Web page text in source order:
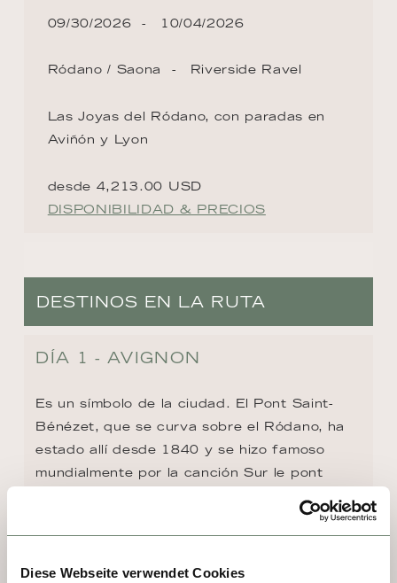
Diese Webseite verwendet Cookies
09/30/2026 10/04/2026
Ródano / Saona Riverside Ravel
Las Joyas del Ródano, con paradas en
Aviñón y Lyon
desde 4,213.00 USD
DISPONIBILIDAD & PRECIOS
DESTINOS EN LA RUTA
DÍA 1 - AVIGNON
Es un símbolo de la ciudad. El Pont Saint-
Bénézet, que se curva sobre el Ródano, ha
estado allí desde 1840 y se hizo famoso
mundialmente por la canción Sur le pont
frente al Palacio de los Papas, uno de los
edificios medievales más grandes e